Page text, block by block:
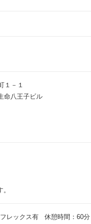
１－１
命八王子ビル
レックス有 休憩時間：60分